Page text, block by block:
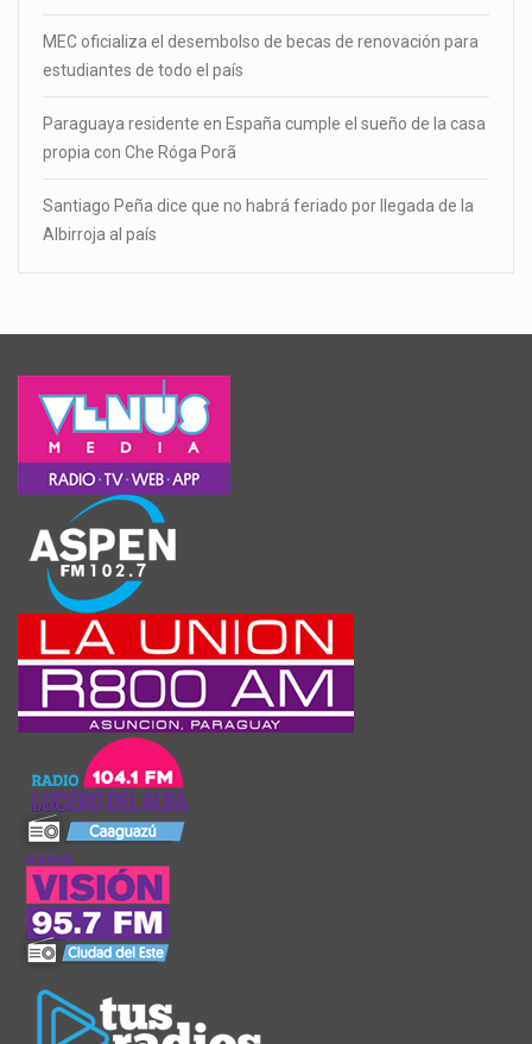
MEC oficializa el desembolso de becas de renovación para
estudiantes de todo el país
Paraguaya residente en España cumple el sueño de la casa
propia con Che Róga Porã
Santiago Peña dice que no habrá feriado por llegada de la
Albirroja al país